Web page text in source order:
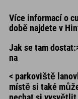
Více informací o
době najdete v
Jak se tam
na
< parkoviště
místě si také